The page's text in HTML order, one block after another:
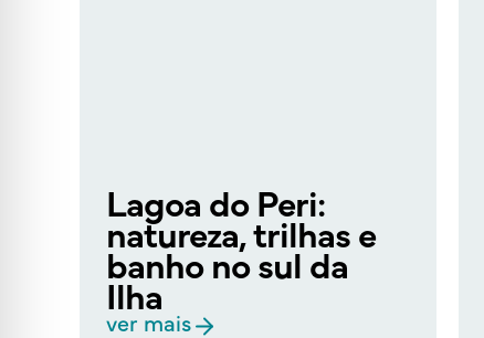
Lagoa do Peri:
natureza, trilhas e
banho no sul da
Ilha
ver mais